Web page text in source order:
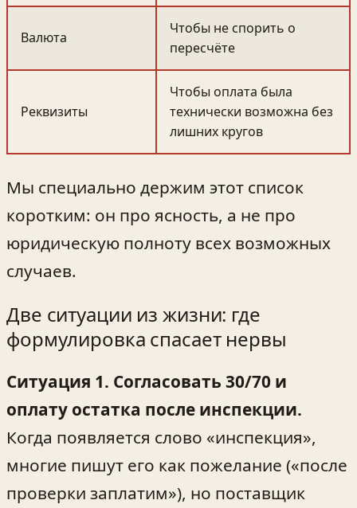
Валюта
Чтобы не спорить о
пересчёте
Реквизиты
Чтобы оплата была
технически возможна без
лишних кругов
Мы специально держим этот список
коротким: он про ясность, а не про
юридическую полноту всех возможных
случаев.
Две ситуации из жизни: где
формулировка спасает нервы
Ситуация 1. Согласовать 30/70 и
оплату остатка после инспекции.
Когда появляется слово «инспекция»,
многие пишут его как пожелание («после
проверки заплатим»), но поставщик